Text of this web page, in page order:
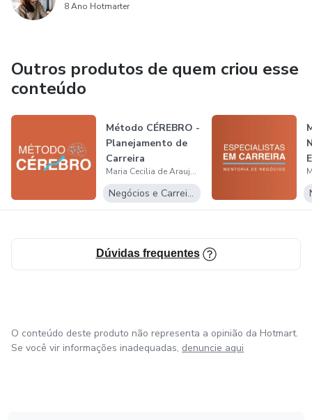
8 Ano Hotmarter
Outros produtos de quem criou esse
conteúdo
Método CÉREBRO -
Planejamento de
Carreira
Maria Cecilia de Araujo Barretto
Negócios e Carreira
Dúvidas frequentes
O conteúdo deste produto não representa a opinião da Hotmart.
Se você vir informações inadequadas, denuncie aqui